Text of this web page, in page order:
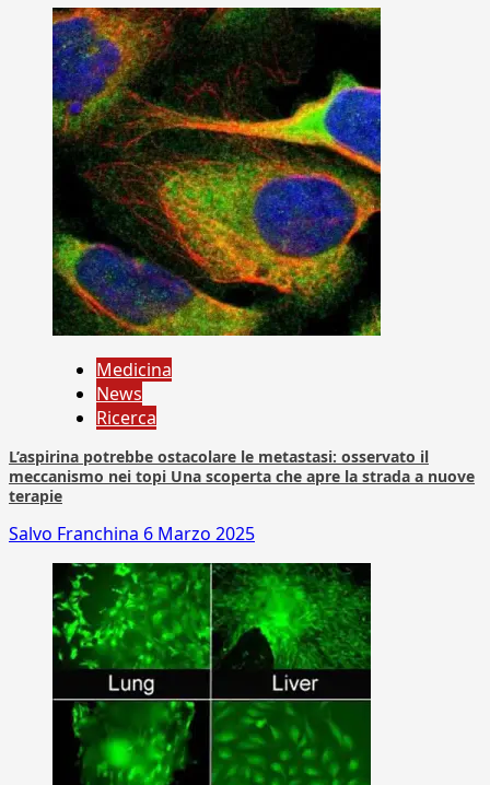
Medicina
News
Ricerca
L’aspirina potrebbe ostacolare le metastasi: osservato il
meccanismo nei topi Una scoperta che apre la strada a nuove
terapie
Salvo Franchina 6 Marzo 2025